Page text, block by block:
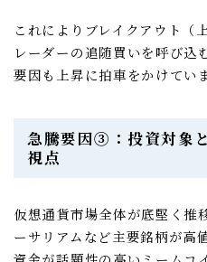
これによりブレイクアウト（
レーダーの追随買いを呼び込
要因も上昇に拍車をかけていま
急騰要因③：投資対象
視点
仮想通貨市場全体が底堅く推
ーサリアムなど主要銘柄が高